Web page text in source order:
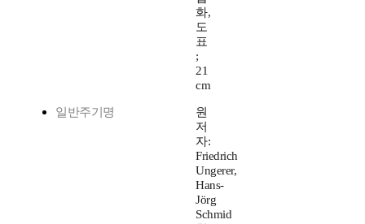
화,
도
표
;
21
cm
일반주기명
원
저
자:
Friedrich
Ungerer,
Hans-
Jörg
Schmid